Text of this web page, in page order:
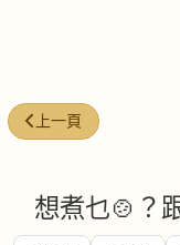
上一篇文章: 今日煮意
上一頁
想煮乜🍲？